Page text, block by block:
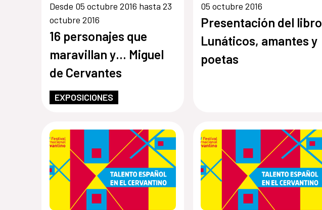
Desde 05 octubre 2016 hasta 23
octubre 2016
16 personajes que
maravillan y… Miguel
de Cervantes
EXPOSICIONES
05 octubre 2016
Presentación del libro
Lunáticos, amantes y
poetas